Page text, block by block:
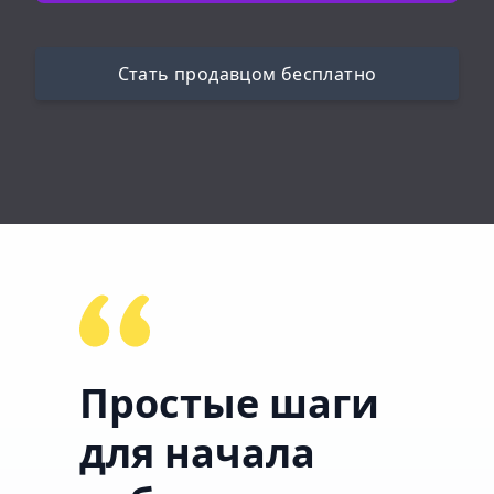
Стать продавцом бесплатно
Простые шаги
для начала